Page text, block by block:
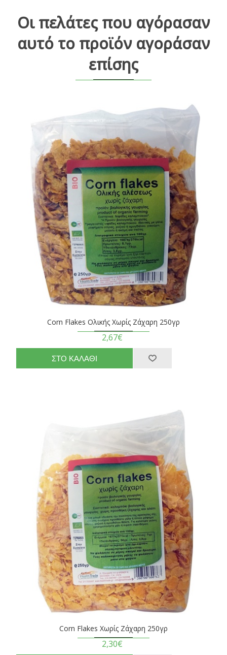
Οι πελάτες που αγόρασαν
αυτό το προϊόν αγοράσαν
επίσης
Corn Flakes Ολικής Χωρίς Ζάχαρη 250γρ
2,67€
Corn Flakes Χωρίς Ζάχαρη 250γρ
2,30€